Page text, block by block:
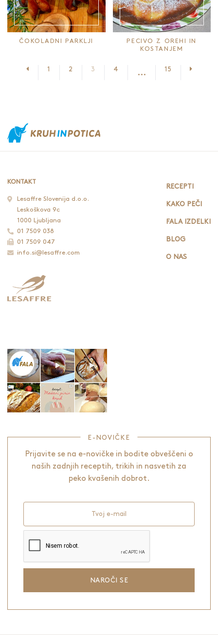
ČOKOLADNI PARKLJI
PECIVO Z OREHI IN
KOSTANJEM
Prejšnja stran
1 2 3 4 ... 15
KONTAKT
Lesaffre Slovenija d.o.o.
Leskoškova 9c
1000 Ljubljana
01 7509 038
01 7509 047
info.si@lesaffre.com
RECEPTI
KAKO PEČI
FALA IZDELKI
BLOG
O NAS
E-NOVIČKE
Prijavite se na e-novičke in bodite obveščeni o
naših zadnjih receptih, trikih in nasvetih za
peko kvašenih dobrot.
Tvoj e-mail
NAROČI SE